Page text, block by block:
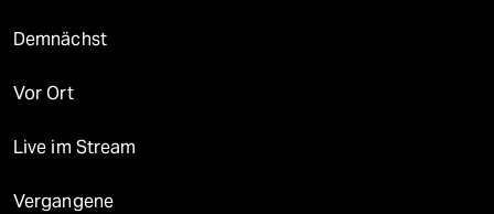
Demnächst
Vor Ort
Live im Stream
Vergangene